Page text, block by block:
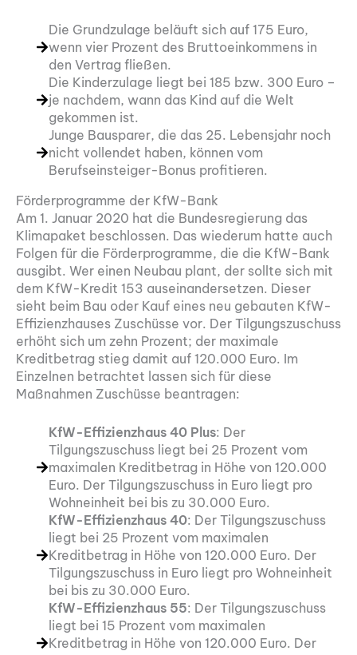
Die Grundzulage beläuft sich auf 175 Euro,
wenn vier Prozent des Bruttoeinkommens in
den Vertrag fließen.
Die Kinderzulage liegt bei 185 bzw. 300 Euro –
je nachdem, wann das Kind auf die Welt
gekommen ist.
Junge Bausparer, die das 25. Lebensjahr noch
nicht vollendet haben, können vom
Berufseinsteiger-Bonus profitieren.
Förderprogramme der KfW-Bank
Am 1. Januar 2020 hat die Bundesregierung das
Klimapaket beschlossen. Das wiederum hatte auch
Folgen für die Förderprogramme, die die KfW-Bank
ausgibt. Wer einen Neubau plant, der sollte sich mit
dem KfW-Kredit 153 auseinandersetzen. Dieser
sieht beim Bau oder Kauf eines neu gebauten KfW-
Effizienzhauses Zuschüsse vor. Der Tilgungszuschuss
erhöht sich um zehn Prozent; der maximale
Kreditbetrag stieg damit auf 120.000 Euro. Im
Einzelnen betrachtet lassen sich für diese
Maßnahmen Zuschüsse beantragen:
KfW-Effizienzhaus 40 Plus: Der
Tilgungszuschuss liegt bei 25 Prozent vom
maximalen Kreditbetrag in Höhe von 120.000
Euro. Der Tilgungszuschuss in Euro liegt pro
Wohneinheit bei bis zu 30.000 Euro.
KfW-Effizienzhaus 40: Der Tilgungszuschuss
liegt bei 25 Prozent vom maximalen
Kreditbetrag in Höhe von 120.000 Euro. Der
Tilgungszuschuss in Euro liegt pro Wohneinheit
bei bis zu 30.000 Euro.
KfW-Effizienzhaus 55: Der Tilgungszuschuss
liegt bei 15 Prozent vom maximalen
Kreditbetrag in Höhe von 120.000 Euro. Der